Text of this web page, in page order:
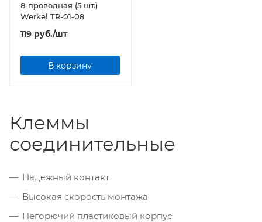
8-проводная (5 шт.)
Werkel TR-01-08
119 руб./шт
В корзину
Клеммы
соединительные
Надежный контакт
Высокая скорость монтажа
Негорючий пластиковый корпус